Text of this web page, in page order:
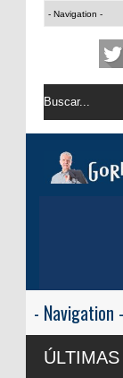
regresan a